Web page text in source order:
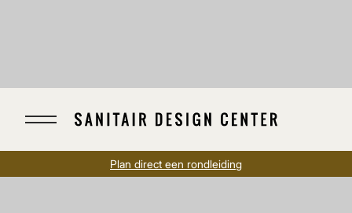
Plan direct een rondleiding